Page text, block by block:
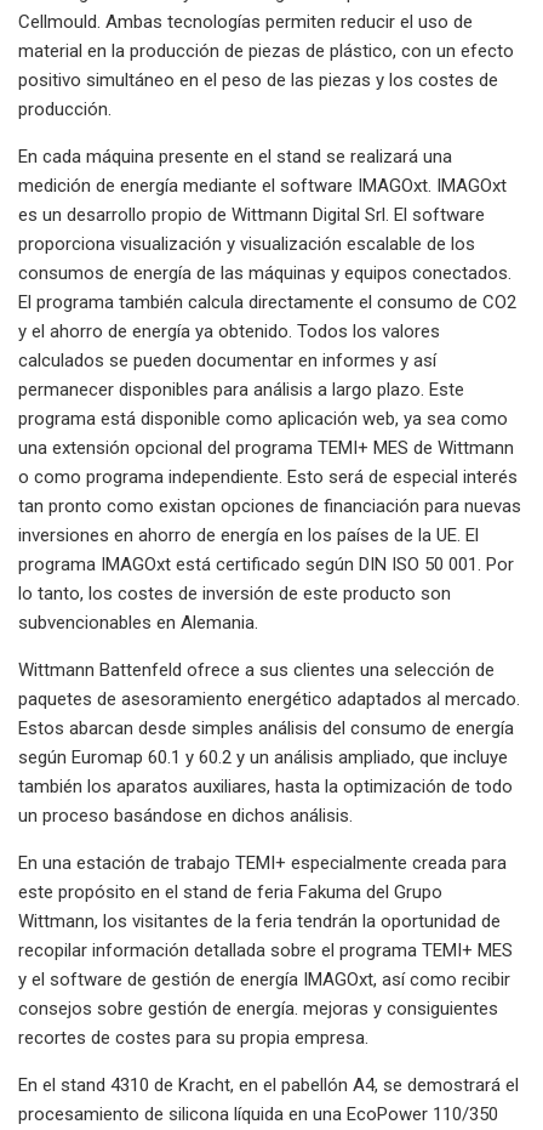
Cellmould. Ambas tecnologías permiten reducir el uso de
material en la producción de piezas de plástico, con un efecto
positivo simultáneo en el peso de las piezas y los costes de
producción.
En cada máquina presente en el stand se realizará una
medición de energía mediante el software IMAGOxt. IMAGOxt
es un desarrollo propio de Wittmann Digital Srl. El software
proporciona visualización y visualización escalable de los
consumos de energía de las máquinas y equipos conectados.
El programa también calcula directamente el consumo de CO2
y el ahorro de energía ya obtenido. Todos los valores
calculados se pueden documentar en informes y así
permanecer disponibles para análisis a largo plazo. Este
programa está disponible como aplicación web, ya sea como
una extensión opcional del programa TEMI+ MES de Wittmann
o como programa independiente. Esto será de especial interés
tan pronto como existan opciones de financiación para nuevas
inversiones en ahorro de energía en los países de la UE. El
programa IMAGOxt está certificado según DIN ISO 50 001. Por
lo tanto, los costes de inversión de este producto son
subvencionables en Alemania.
Wittmann Battenfeld ofrece a sus clientes una selección de
paquetes de asesoramiento energético adaptados al mercado.
Estos abarcan desde simples análisis del consumo de energía
según Euromap 60.1 y 60.2 y un análisis ampliado, que incluye
también los aparatos auxiliares, hasta la optimización de todo
un proceso basándose en dichos análisis.
En una estación de trabajo TEMI+ especialmente creada para
este propósito en el stand de feria Fakuma del Grupo
Wittmann, los visitantes de la feria tendrán la oportunidad de
recopilar información detallada sobre el programa TEMI+ MES
y el software de gestión de energía IMAGOxt, así como recibir
consejos sobre gestión de energía. mejoras y consiguientes
recortes de costes para su propia empresa.
En el stand 4310 de Kracht, en el pabellón A4, se demostrará el
procesamiento de silicona líquida en una EcoPower 110/350